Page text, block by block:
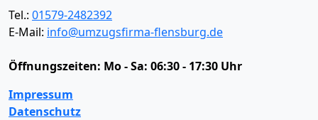
Tel.: 01579-2482392
E-Mail: info@umzugsfirma-flensburg.de
Öffnungszeiten: Mo - Sa: 06:30 - 17:30 Uhr
Impressum
Datenschutz